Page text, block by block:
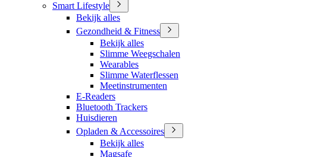
Smart Lifestyle
Bekijk alles
Gezondheid & Fitness
Bekijk alles
Slimme Weegschalen
Wearables
Slimme Waterflessen
Meetinstrumenten
E-Readers
Bluetooth Trackers
Huisdieren
Opladen & Accessoires
Bekijk alles
Magsafe